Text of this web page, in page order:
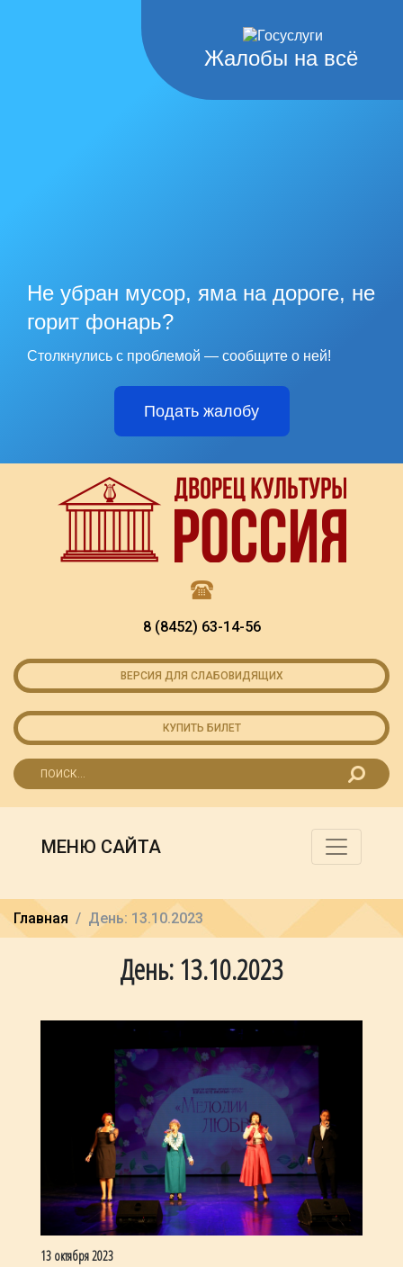
Жалобы на всё
Не убран мусор, яма на дороге, не
горит фонарь?
Столкнулись с проблемой — сообщите о ней!
Подать жалобу
8 (8452) 63-14-56
ВЕРСИЯ ДЛЯ СЛАБОВИДЯЩИХ
КУПИТЬ БИЛЕТ
МЕНЮ САЙТА
Главная День: 13.10.2023
День: 13.10.2023
13 октября 2023